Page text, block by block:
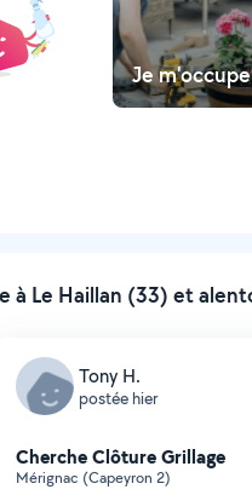
Je
à Le Haillan (33) et
Tony H.
postée hier
Cherche Clôture Grillage
Mérignac (Capeyron 2)